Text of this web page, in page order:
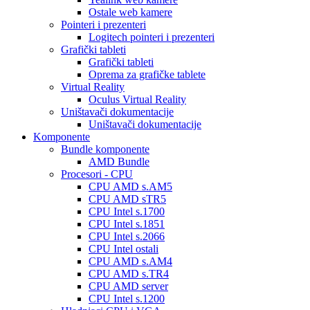
Ostale web kamere
Pointeri i prezenteri
Logitech pointeri i prezenteri
Grafički tableti
Grafički tableti
Oprema za grafičke tablete
Virtual Reality
Oculus Virtual Reality
Uništavači dokumentacije
Uništavači dokumentacije
Komponente
Bundle komponente
AMD Bundle
Procesori - CPU
CPU AMD s.AM5
CPU AMD sTR5
CPU Intel s.1700
CPU Intel s.1851
CPU Intel s.2066
CPU Intel ostali
CPU AMD s.AM4
CPU AMD s.TR4
CPU AMD server
CPU Intel s.1200